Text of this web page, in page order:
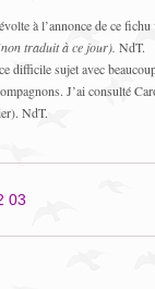
à l’annonce de ce
non traduit à ce jour). NdT.
difficile sujet avec
J’ai consulté
NdT.
03